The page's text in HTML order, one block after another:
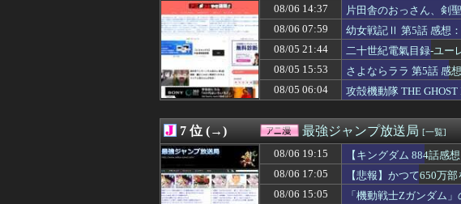
08/06 16:00
ゴジータが子作りしたら、悟空とベ
08/06 16:00
【ラブライブ！】虹ヶ咲のコラボ目
08/06 15:55
【悲報】頂き女子に人生を狂わされ
08/06 15:51
アニメ『Re:ゼロから始める異世界生
08/06 15:48
ドラゴンボール悟空「早くセルにト
08/06 15:29
【悲報】ハンターハンター最大の謎
08/06 15:05
「機動戦士Ζガンダム」のディジェ
08/06 15:00
昭和戦隊のロボデザイン、配信で追
08/06 15:00
【驚愕】名作『SLAM DUNK』の赤
08/06 15:00
【ラブライブ！】1分だけ時を止めた
08/06 14:37
片田舎のおっさん、剣聖になるⅡ 第
08/06 14:29
【悲報】MAJOR2ndの佐藤寿也の息
08/06 14:20
【驚愕】夏、終わる…今年の夏は…
08/06 14:37
片田舎のおっさん、剣
08/06 07:59
幼女戦記Ⅱ 第5話 感想
08/05 21:44
二十世紀電氣目録-ユー
08/05 15:53
さよならララ 第5話 感
08/05 06:04
攻殻機動隊 THE
7 位 (→) 最強ジャンプ放送局 [一覧]
08/06 19:15
【キングダム 884話感
08/06 17:05
【悲報】かつて650万
08/06 15:05
「機動戦士Ζガンダム